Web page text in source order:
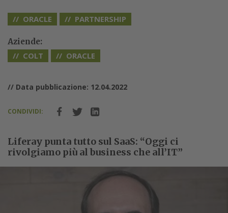
ORACLE PARTNERSHIP
Aziende:
COLT ORACLE
// Data pubblicazione: 12.04.2022
CONDIVIDI:
Liferay punta tutto sul SaaS: “Oggi ci
rivolgiamo più al business che all’IT”